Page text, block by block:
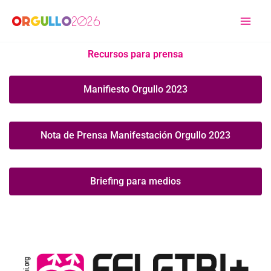
Recursos para prensa
Manifiesto Orgullo 2023
Nota de Prensa Manifestación Orgullo 2023
Briefing para medios